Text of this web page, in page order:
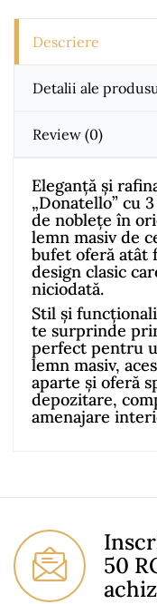
Descriere
Detalii ale
Review (0)
Eleganță și
„Donatello” cu
de noblețe în
lemn masiv de
bufet oferă atât
design clasic
niciodată.
Stil și
te surprinde
perfect pentru
lemn masiv,
aparte și oferă
depozitare,
amenajare
You Must Login
50